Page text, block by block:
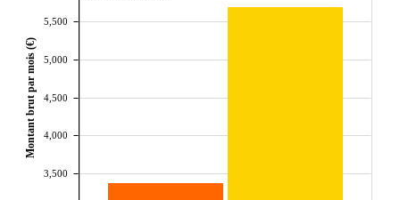
3,500
4,000
4,500
5,000
5,500
Montant brut par mois (€)